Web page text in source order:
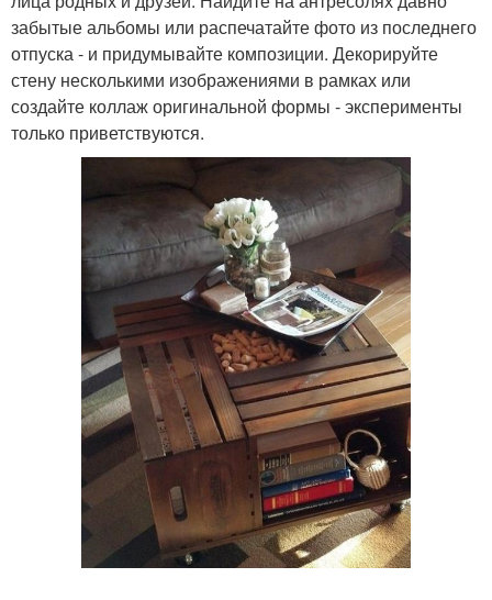
забытые альбомы или распечатайте фото из последнего
отпуска - и придумывайте композиции. Декорируйте
стену несколькими изображениями в рамках или
создайте коллаж оригинальной формы - эксперименты
только приветствуются.